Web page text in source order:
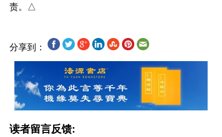
分享到：
读者留言反馈: